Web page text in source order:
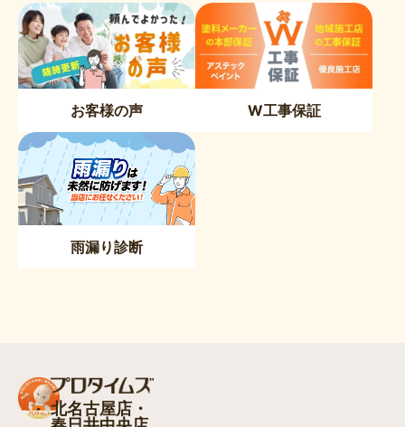
お客様の声 W工事保証
雨漏り診断
北名古屋店・